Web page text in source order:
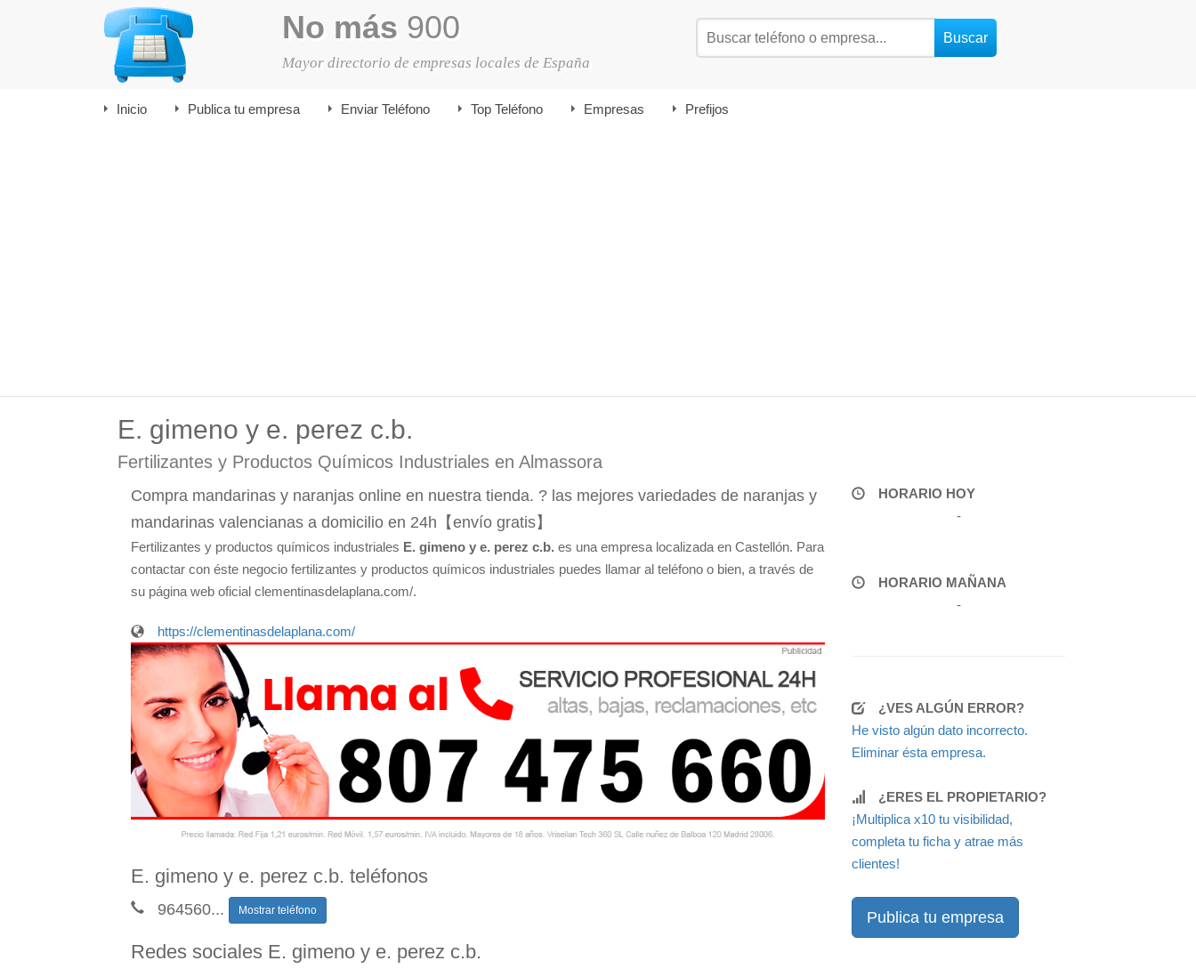
No más 900
Mayor directorio de empresas locales de España
Inicio Publica tu empresa Enviar Teléfono Top Teléfono Empresas Prefijos
E. gimeno y e. perez c.b.
Fertilizantes y Productos Químicos Industriales en Almassora
Compra mandarinas y naranjas online en nuestra tienda. ? las mejores variedades de naranjas y
mandarinas valencianas a domicilio en 24h【envío gratis】
Fertilizantes y productos químicos industriales E. gimeno y e. perez c.b. es una empresa localizada en Castellón. Para
contactar con éste negocio fertilizantes y productos químicos industriales puedes llamar al teléfono o bien, a través de
su página web oficial clementinasdelaplana.com/.
https://clementinasdelaplana.com/
E. gimeno y e. perez c.b. teléfonos
964560... Mostrar teléfono
Redes sociales E. gimeno y e. perez c.b.
HORARIO HOY
-
HORARIO MAÑANA
-
¿VES ALGÚN ERROR?
He visto algún dato incorrecto.
Eliminar ésta empresa.
¿ERES EL PROPIETARIO?
¡Multiplica x10 tu visibilidad,
completa tu ficha y atrae más
clientes!
Publica tu empresa